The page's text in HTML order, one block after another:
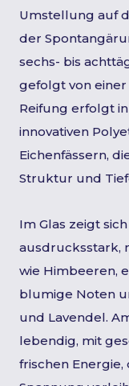
Umstellung auf
der
sechs- bis
gefolgt von einer
Reifung erfolgt
innovativen
Eichenfässern,
Struktur und
Im Glas zeigt
ausdrucksstark,
wie Himbeeren,
blumige Noten
und Lavendel.
lebendig, mit
frischen